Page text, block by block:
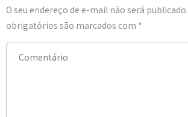
O seu endereço de e-mail não será publicado.
obrigatórios são marcados com *